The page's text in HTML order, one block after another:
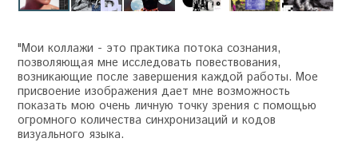
"Мои коллажи - это практика потока сознания,
позволяющая мне исследовать повествования,
возникающие после завершения каждой работы. Мое
присвоение изображения дает мне возможность
показать мою очень личную точку зрения с помощью
огромного количества синхронизаций и кодов
визуального языка.